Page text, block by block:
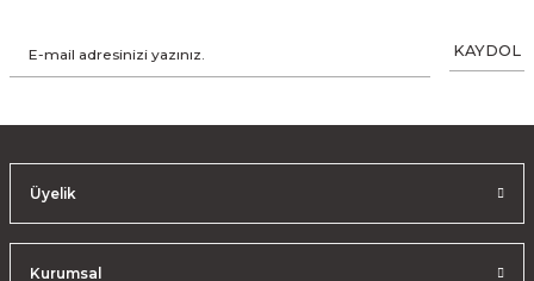
KAYDOL
Üyelik
Kurumsal